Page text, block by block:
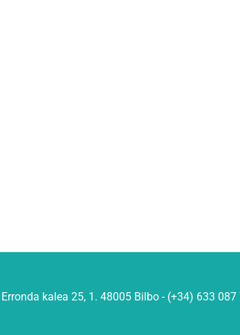
Erronda kalea 25, 1. 48005 Bilbo - (+34) 633